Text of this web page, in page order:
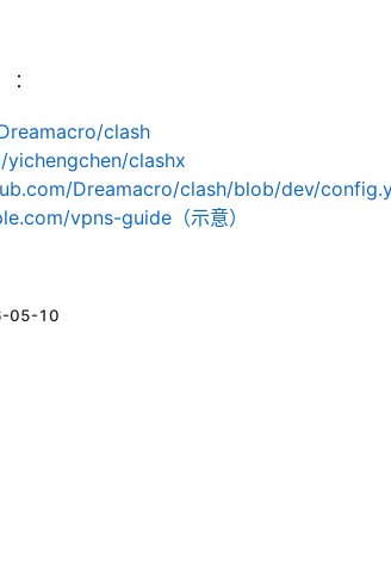
clash
clashx
Dreamacro/clash/blob/dev/
vpns-guide（示意）
05-10